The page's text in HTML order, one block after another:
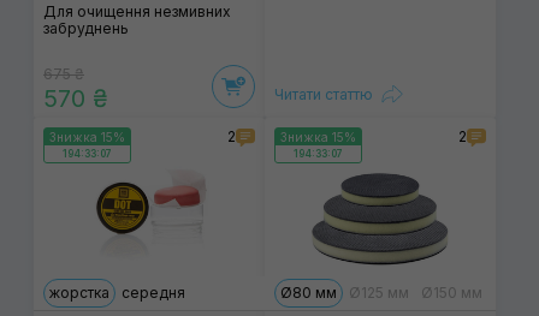
Для очищення незмивних
забруднень
675 ₴
570 ₴ Читати статтю
Знижка 15%
194:33:07
2
жорстка середня
Знижка 15%
194:33:07
2
Ø80 мм Ø125 мм Ø150 мм